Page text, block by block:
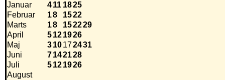
Januar
411 1825
Februar
18 1522
Marts
18 152229
April
5121926
Maj
310172431
Juni
7142128
Juli
5121926
August